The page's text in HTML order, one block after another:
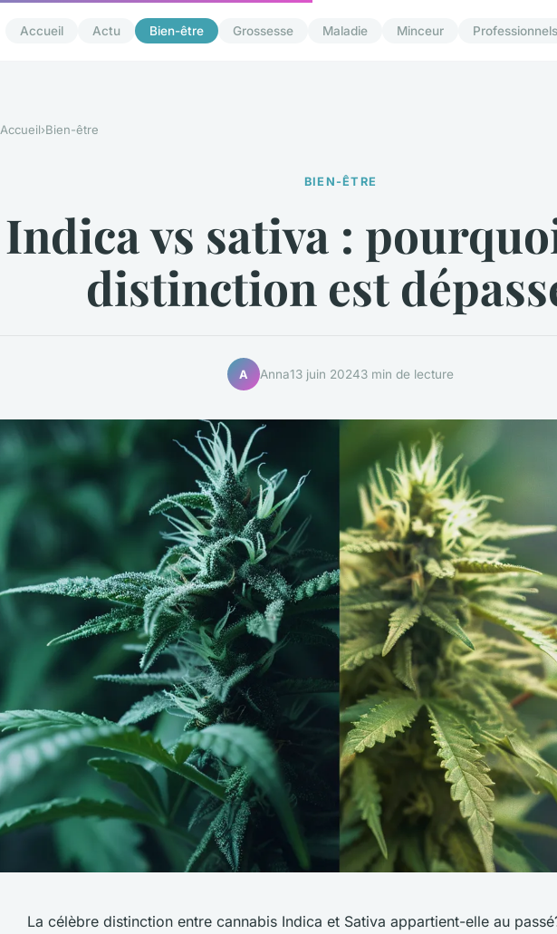
Accueil Actu Bien-être Grossesse Maladie Minceur Professionnels
Accueil›Bien-être
BIEN-ÊTRE
Indica vs sativa :
distinction est
A Anna13 juin 20243 min de lecture
La célèbre distinction entre cannabis Indica et Sativa appartient-elle au